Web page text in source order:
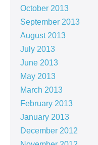
October 2013
September 2013
August 2013
July 2013
June 2013
May 2013
March 2013
February 2013
January 2013
December 2012